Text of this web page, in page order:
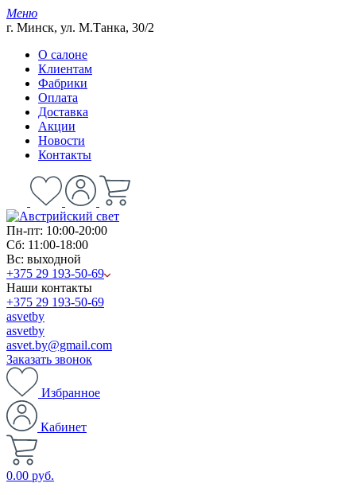
Меню
г. Минск, ул. М.Танка, 30/2
О салоне
Клиентам
Фабрики
Оплата
Доставка
Акции
Новости
Контакты
Пн-пт: 10:00-20:00
Сб: 11:00-18:00
Вс: выходной
+375 29 193-50-69
Наши контакты
+375 29 193-50-69
asvetby
asvetby
asvet.by@gmail.com
Заказать звонок
Избранное
Кабинет
0.00 руб.